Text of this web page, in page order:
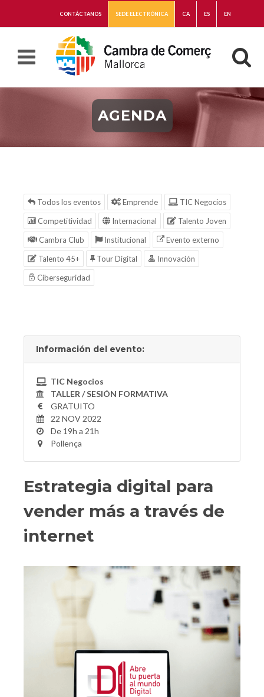
CONTÁCTANOS SEDE ELECTRÓNICA CA ES EN
AGENDA
Todos los eventos Emprende
TIC Negocios
Competitividad
Internacional
Talento Joven
Cambra Club
Institucional
Evento externo
Talento 45+
Tour Digital
Innovación
Ciberseguridad
Información del evento:
TIC Negocios
TALLER / SESIÓN FORMATIVA
GRATUITO
22 NOV 2022
De 19h a 21h
Pollença
Estrategia digital para
vender más a través de
internet